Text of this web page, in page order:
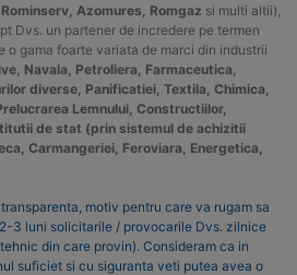
Azomures, Romgaz si multi altii),
Dvs. un partener de incredere pe termen
o gama foarte variata de marci din industrii
Navala, Petroliera, Farmaceutica,
diverse, Panificatiei, Textila, Chimica,
Lemnului, Constructiilor,
de stat (prin sistemul de achizitii
Carmangeriei, Feroviara, Energetica,
motiv pentru care va rugam sa
3 luni solicitarile / provocarile Dvs. zilnice
din care provin). Consideram ca in
suficiet si cu siguranta veti putea avea o